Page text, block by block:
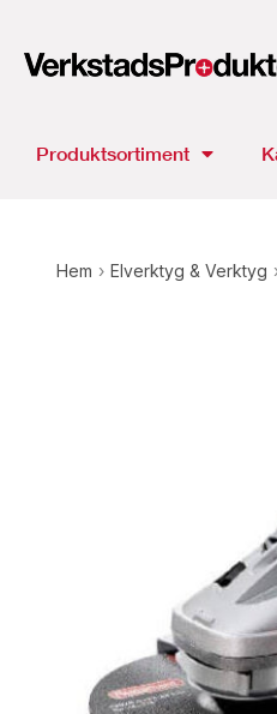
Produktsortiment
Hem › Elverktyg & Verktyg